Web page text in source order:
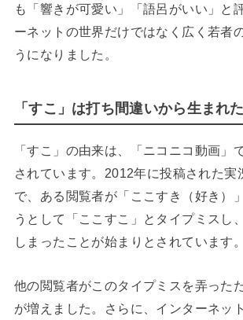
も「響きが可愛い」「語呂がいい」と
ーネットの世界だけではなく広く若者
うになりました。
「すこ」は打ち間違いから生まれ
「すこ」の由来は、「ニコニコ動画」
されています。2012年に投稿された実
で、ある閲覧者が「ここすき（好き）
うとして「ここすこ」とタイプミスし
しまったことが始まりとされています。
他の閲覧者がこのタイプミスを弄った
が増えました。さらに、インターネッ